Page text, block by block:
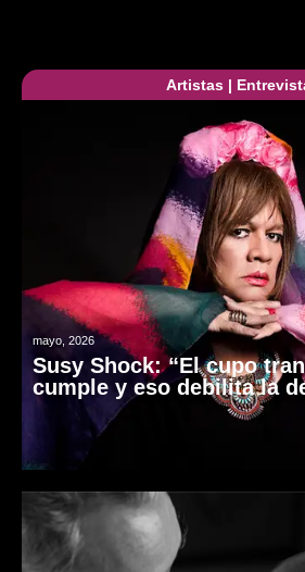
Artistas |
mayo, 2026
Susy Shock: “El cupo
cumple y eso debilita la